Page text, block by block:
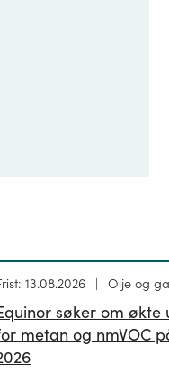
13.08.2026 Olje og
søker om økte
metan og nmVOC